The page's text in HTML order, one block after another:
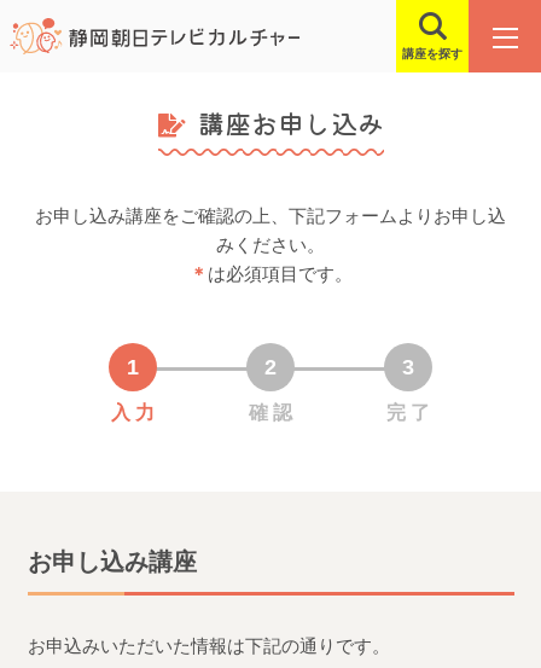
講座を探す
講座お申し込み
お申し込み講座をご確認の上、下記フォームよりお申し込
みください。
＊ は必須項目です。
入 力 確 認 完 了
お申し込み講座
お申込みいただいた情報は下記の通りです。